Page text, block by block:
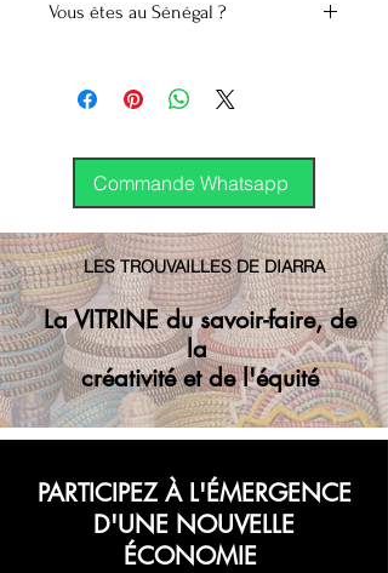
beignet Dougoup est le beignet
L’utilisation de ce mix vous
vous procurera la texture
parfaite pour vos beignets !
Vous êtes au Sénégal ?
Commande Whatsapp
LES TROUVAILLES DE DIARRA
La VITRINE du savoir-faire, de
la
créativité et de l'équité
PARTICIPEZ À L'ÉMERGENCE
D'UNE NOUVELLE
ÉCONOMIE